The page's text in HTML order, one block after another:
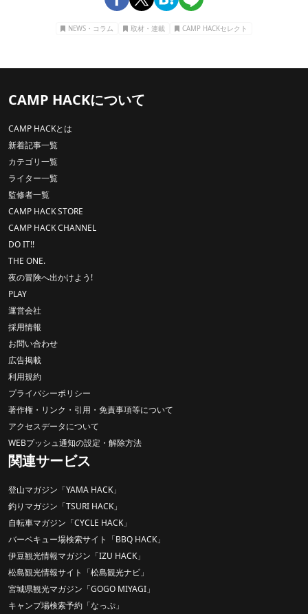
NEWS・コラム 取材・連載 CAMP HACKセレクト
CAMP HACKについて
CAMP HACKとは
新着記事一覧
カテゴリ一覧
ライター一覧
監修者一覧
CAMP HACK STORE
CAMP HACK CHANNEL
DO IT!!
THE ONE.
夜の冒険へ出かけよう!
PLAY
運営会社
採用情報
お問い合わせ
広告掲載
利用規約
プライバシーポリシー
著作権・リンク・引用・免責事項等について
アクセスデータについて
WEBプッシュ通知の設定・解除方法
関連サービス
登山マガジン「YAMA HACK」
釣りマガジン「TSURI HACK」
自転車マガジン「CYCLE HACK」
バーベキュー場検索サイト「BBQ HACK」
伊豆観光情報マガジン「IZU HACK」
松島観光情報サイト「松島観光ナビ」
宮城県観光マガジン「GOGO MIYAGI」
キャンプ場検索予約「なっぷ」